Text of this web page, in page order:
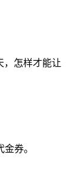
，怎样才能让
券。